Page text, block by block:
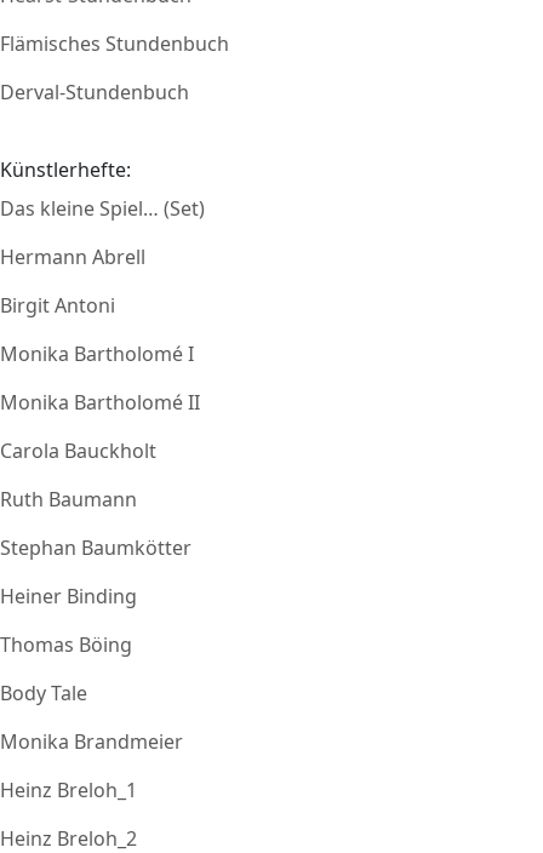
Flämisches Stundenbuch
Derval-Stundenbuch
Künstlerhefte:
Das kleine Spiel… (Set)
Hermann Abrell
Birgit Antoni
Monika Bartholomé I
Monika Bartholomé II
Carola Bauckholt
Ruth Baumann
Stephan Baumkötter
Heiner Binding
Thomas Böing
Body Tale
Monika Brandmeier
Heinz Breloh_1
Heinz Breloh_2